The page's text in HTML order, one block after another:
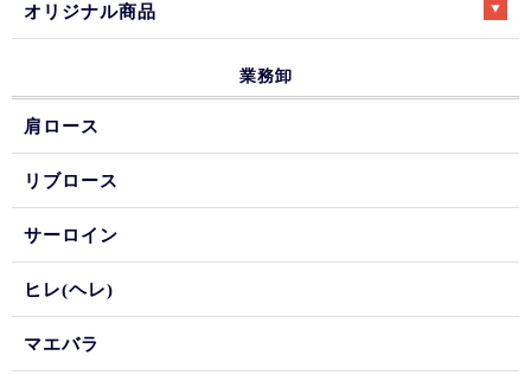
オリジナル商品
業務卸
肩ロース
リブロース
サーロイン
ヒレ(ヘレ)
マエバラ